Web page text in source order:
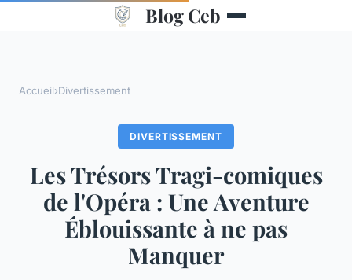
Blog Ceb
Accueil›Divertissement
DIVERTISSEMENT
Les Trésors Tragi-comiques
de l'Opéra : Une Aventure
Éblouissante à ne pas
Manquer